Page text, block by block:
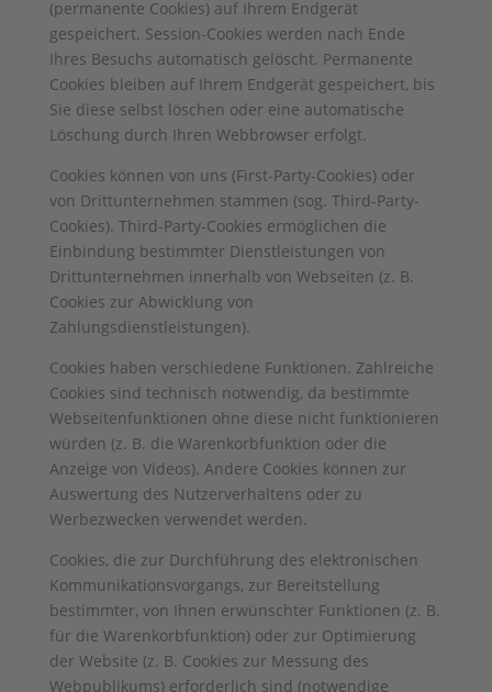
(permanente Cookies) auf Ihrem Endgerät
gespeichert. Session-Cookies werden nach Ende
Ihres Besuchs automatisch gelöscht. Permanente
Cookies bleiben auf Ihrem Endgerät gespeichert, bis
Sie diese selbst löschen oder eine automatische
Löschung durch Ihren Webbrowser erfolgt.
Cookies können von uns (First-Party-Cookies) oder
von Drittunternehmen stammen (sog. Third-Party-
Cookies). Third-Party-Cookies ermöglichen die
Einbindung bestimmter Dienstleistungen von
Drittunternehmen innerhalb von Webseiten (z. B.
Cookies zur Abwicklung von
Zahlungsdienstleistungen).
Cookies haben verschiedene Funktionen. Zahlreiche
Cookies sind technisch notwendig, da bestimmte
Webseitenfunktionen ohne diese nicht funktionieren
würden (z. B. die Warenkorbfunktion oder die
Anzeige von Videos). Andere Cookies können zur
Auswertung des Nutzerverhaltens oder zu
Werbezwecken verwendet werden.
Cookies, die zur Durchführung des elektronischen
Kommunikationsvorgangs, zur Bereitstellung
bestimmter, von Ihnen erwünschter Funktionen (z. B.
für die Warenkorbfunktion) oder zur Optimierung
der Website (z. B. Cookies zur Messung des
Webpublikums) erforderlich sind (notwendige